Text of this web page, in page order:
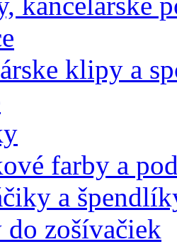
klipy a
farby a
a
zošívačiek